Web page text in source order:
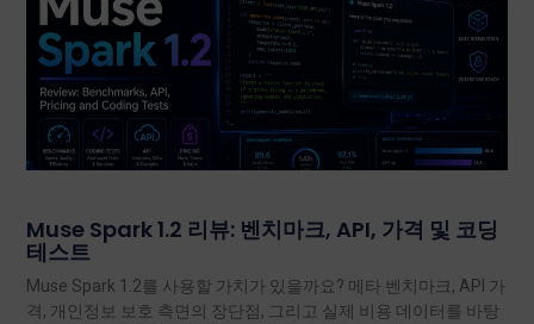
Muse Spark 1.2 리뷰: 벤치마크, API, 가격 및 코딩
테스트
Muse Spark 1.2를 사용할 가치가 있을까요? 메타 벤치마크, API 가
격, 개인정보 보호 측면의 장단점, 그리고 실제 비용 데이터를 바탕